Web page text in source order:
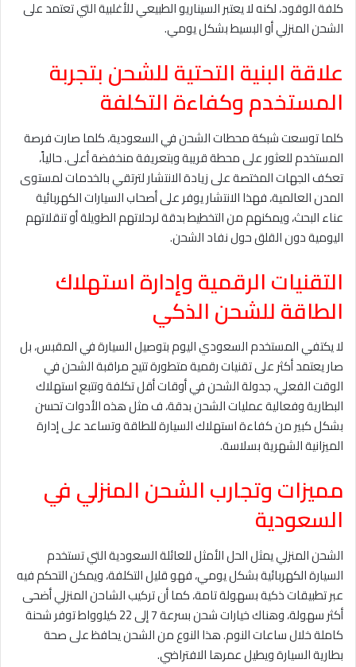
كلفة الوقود، لكنه لا يعتبر السيناريو الطبيعي للأغلبية التي تعتمد على
الشحن المنزلي أو البسيط بشكل يومي.
علاقة البنية التحتية للشحن بتجربة
المستخدم وكفاءة التكلفة
كلما توسعت شبكة محطات الشحن في السعودية، كلما صارت فرصة
المستخدم للعثور على محطة قريبة وبتعريفة منخفضة أعلى. حالياً،
تعكف الجهات المختصة على زيادة الانتشار لترتقي بالخدمات لمستوى
المدن العالمية، فهذا الانتشار يوفر على أصحاب السيارات الكهربائية
عناء البحث، ويمكنهم من التخطيط بدقة لرحلاتهم الطويلة أو تنقلاتهم
اليومية دون القلق حول نفاد الشحن.
التقنيات الرقمية وإدارة استهلاك
الطاقة للشحن الذكي
لا يكتفي المستخدم السعودي اليوم بتوصيل السيارة في المقبس، بل
صار يعتمد أكثر على تقنيات رقمية متطورة تتيح مراقبة الشحن في
الوقت الفعلي، جدولة الشحن في أوقات أقل تكلفة وتتبع استهلاك
البطارية وفعالية عمليات الشحن بدقة، ف مثل هذه الأدوات تحسن
بشكل كبير من كفاءة استهلاك السيارة للطاقة وتساعد على إدارة
الميزانية الشهرية بسلاسة.
مميزات وتجارب الشحن المنزلي في
السعودية
الشحن المنزلي يمثل الحل الأمثل للعائلة السعودية التي تستخدم
السيارة الكهربائية بشكل يومي، فهو قليل التكلفة، ويمكن التحكم فيه
عبر تطبيقات ذكية بسهولة تامة، كما أن تركيب الشاحن المنزلي أضحى
أكثر سهولة، وهناك خيارات شحن بسرعة 7 إلى 22 كيلوواط توفر شحنة
كاملة خلال ساعات النوم. هذا النوع من الشحن يحافظ على صحة
بطارية السيارة ويطيل عمرها الافتراضي.